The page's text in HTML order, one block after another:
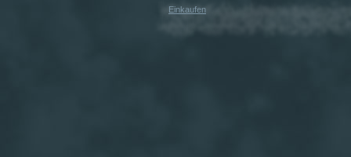
Einkaufen